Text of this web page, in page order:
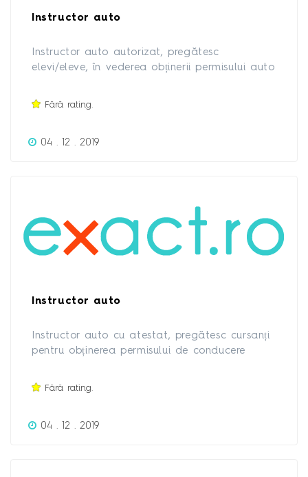
Instructor auto
Instructor auto autorizat, pregătesc
elevi/eleve, în vederea obținerii permisului auto
Fără rating.
04 . 12 . 2019
Instructor auto
Instructor auto cu atestat, pregătesc cursanți
pentru obținerea permisului de conducere
Fără rating.
04 . 12 . 2019